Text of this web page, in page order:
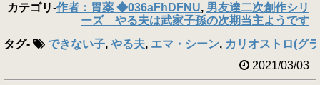
カテゴリ-作者：胃薬 ◆036aFhDFNU, 男友達二次創作シリ
ーズ やる夫は武家子孫の次期当主ようです
タグ- できない子, やる夫, エマ・シーン, カリオストロ(グ
2021/03/03